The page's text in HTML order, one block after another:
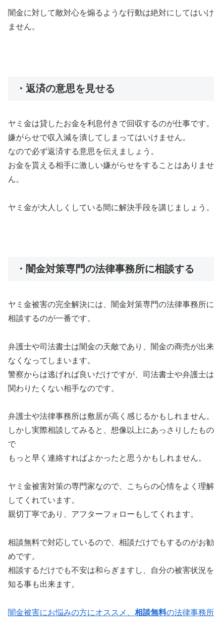
闇金に対して敵対心を煽るような行動は絶対にしてはいけ
ません。
・返済の意思を見せる
ヤミ金は貸したお金を利息付きで回収するのが仕事です。
嫌がらせで収入減を潰してしまってはいけません。
なので必ず返済する意思を伝えましょう。
お金を貰える相手に激しい嫌がらせをすることはありませ
ん。
ヤミ金が大人しくしている間に解決手段を講じましょう。
・闇金対策専門の法律事務所に相談する
ヤミ金被害の完全解決には、闇金対策専門の法律事務所に
相談するのが一番です。
弁護士や司法書士は闇金の天敵であり、闇金の商売が出来
なくなってしまいます。
警察からは逃げれば良いだけですが、司法書士や弁護士は
関わりたくない相手なのです。
弁護士や法律事務所は敷居が高く感じるかもしれません。
しかし実際相談してみると、想像以上にあっさりしたもの
で
もっと早く連絡すればよかったと思うかもしれません。
ヤミ金被害対策の専門家なので、こちらの心情をよく理解
してくれています。
親切丁寧であり、アフターフォローもしてくれます。
相談無料で対応しているので、相談だけでもするのがお勧
めです。
相談するだけでも不安は和らぎますし、自分の被害状況を
知る事も出来ます。
闇金被害にお悩みの方にオススメ、 相談無料の法律事務所